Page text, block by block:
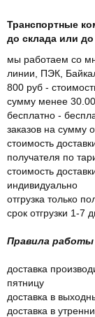
Транспортные
до склада или
мы работаем со
линии, ПЭК,
800 руб -
сумму менее
бесплатно -
заказов на сумму
стоимость
получателя по
стоимость
индивидуально
отгрузка только
срок отгрузки 1-7
Правила работы
доставка
пятницу
доставка в
доставка в